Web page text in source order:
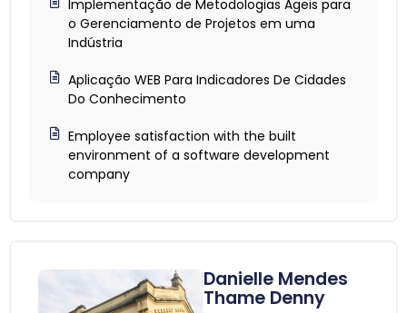
Implementação de Metodologias Ágeis para
o Gerenciamento de Projetos em uma
Indústria
Aplicação WEB Para Indicadores De Cidades
Do Conhecimento
Employee satisfaction with the built
environment of a software development
company
Danielle Mendes
Thame Denny